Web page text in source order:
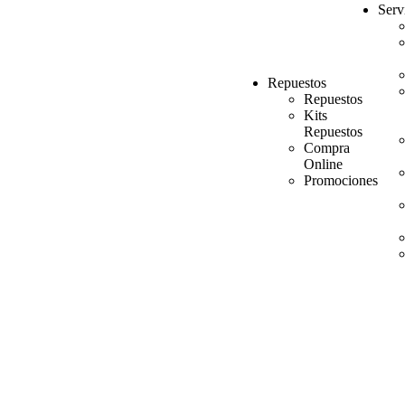
Repuestos
Repuestos
Kits
Repuestos
Compra
Online
Promociones